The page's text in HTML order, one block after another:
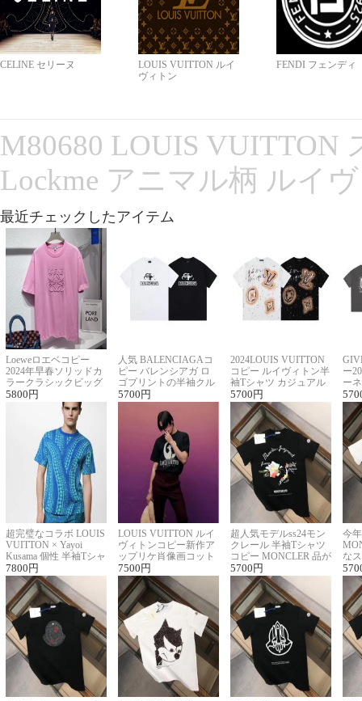
CELINE セリーヌ
LOUIS VUITTON ルイ
ヴィトン
FENDI フェンディ
M80680 LOUIS VUITTON
Lockme アニマル柄 ルイ
最近チェックしたアイテム
Loeweロエベコピー
2024年早春ソリッドカ
ラークラシックビッグ
ロゴ刺繍Tシャツ
5800 円
人気 BALENCIAGAコ
ピー バレンシアガ ロ
ゴプリントの半袖クル
ーネックTシャツ
5700 円
2024LOUIS VUITTON
コピー ルイヴィトン半
袖Tシャツ カジュアル
に馴染む 2色展開
5700 円
ー
ー
ー
超完璧なコラボ LOUIS
VUITTON × Yayoi
Kusama 個性 半袖Tシャ
ツコピー男女兼用
7800 円
LOUIS VUITTON ルイ
ヴィトンコピー新作ア
ップリケ肖像画コット
ンニット半袖Tシャツ
7500 円
超人気モデルss24モン
クレール 半袖Tシャツ
コピー MONCLER 品が
良く見た目
5700 円
今
な
ル